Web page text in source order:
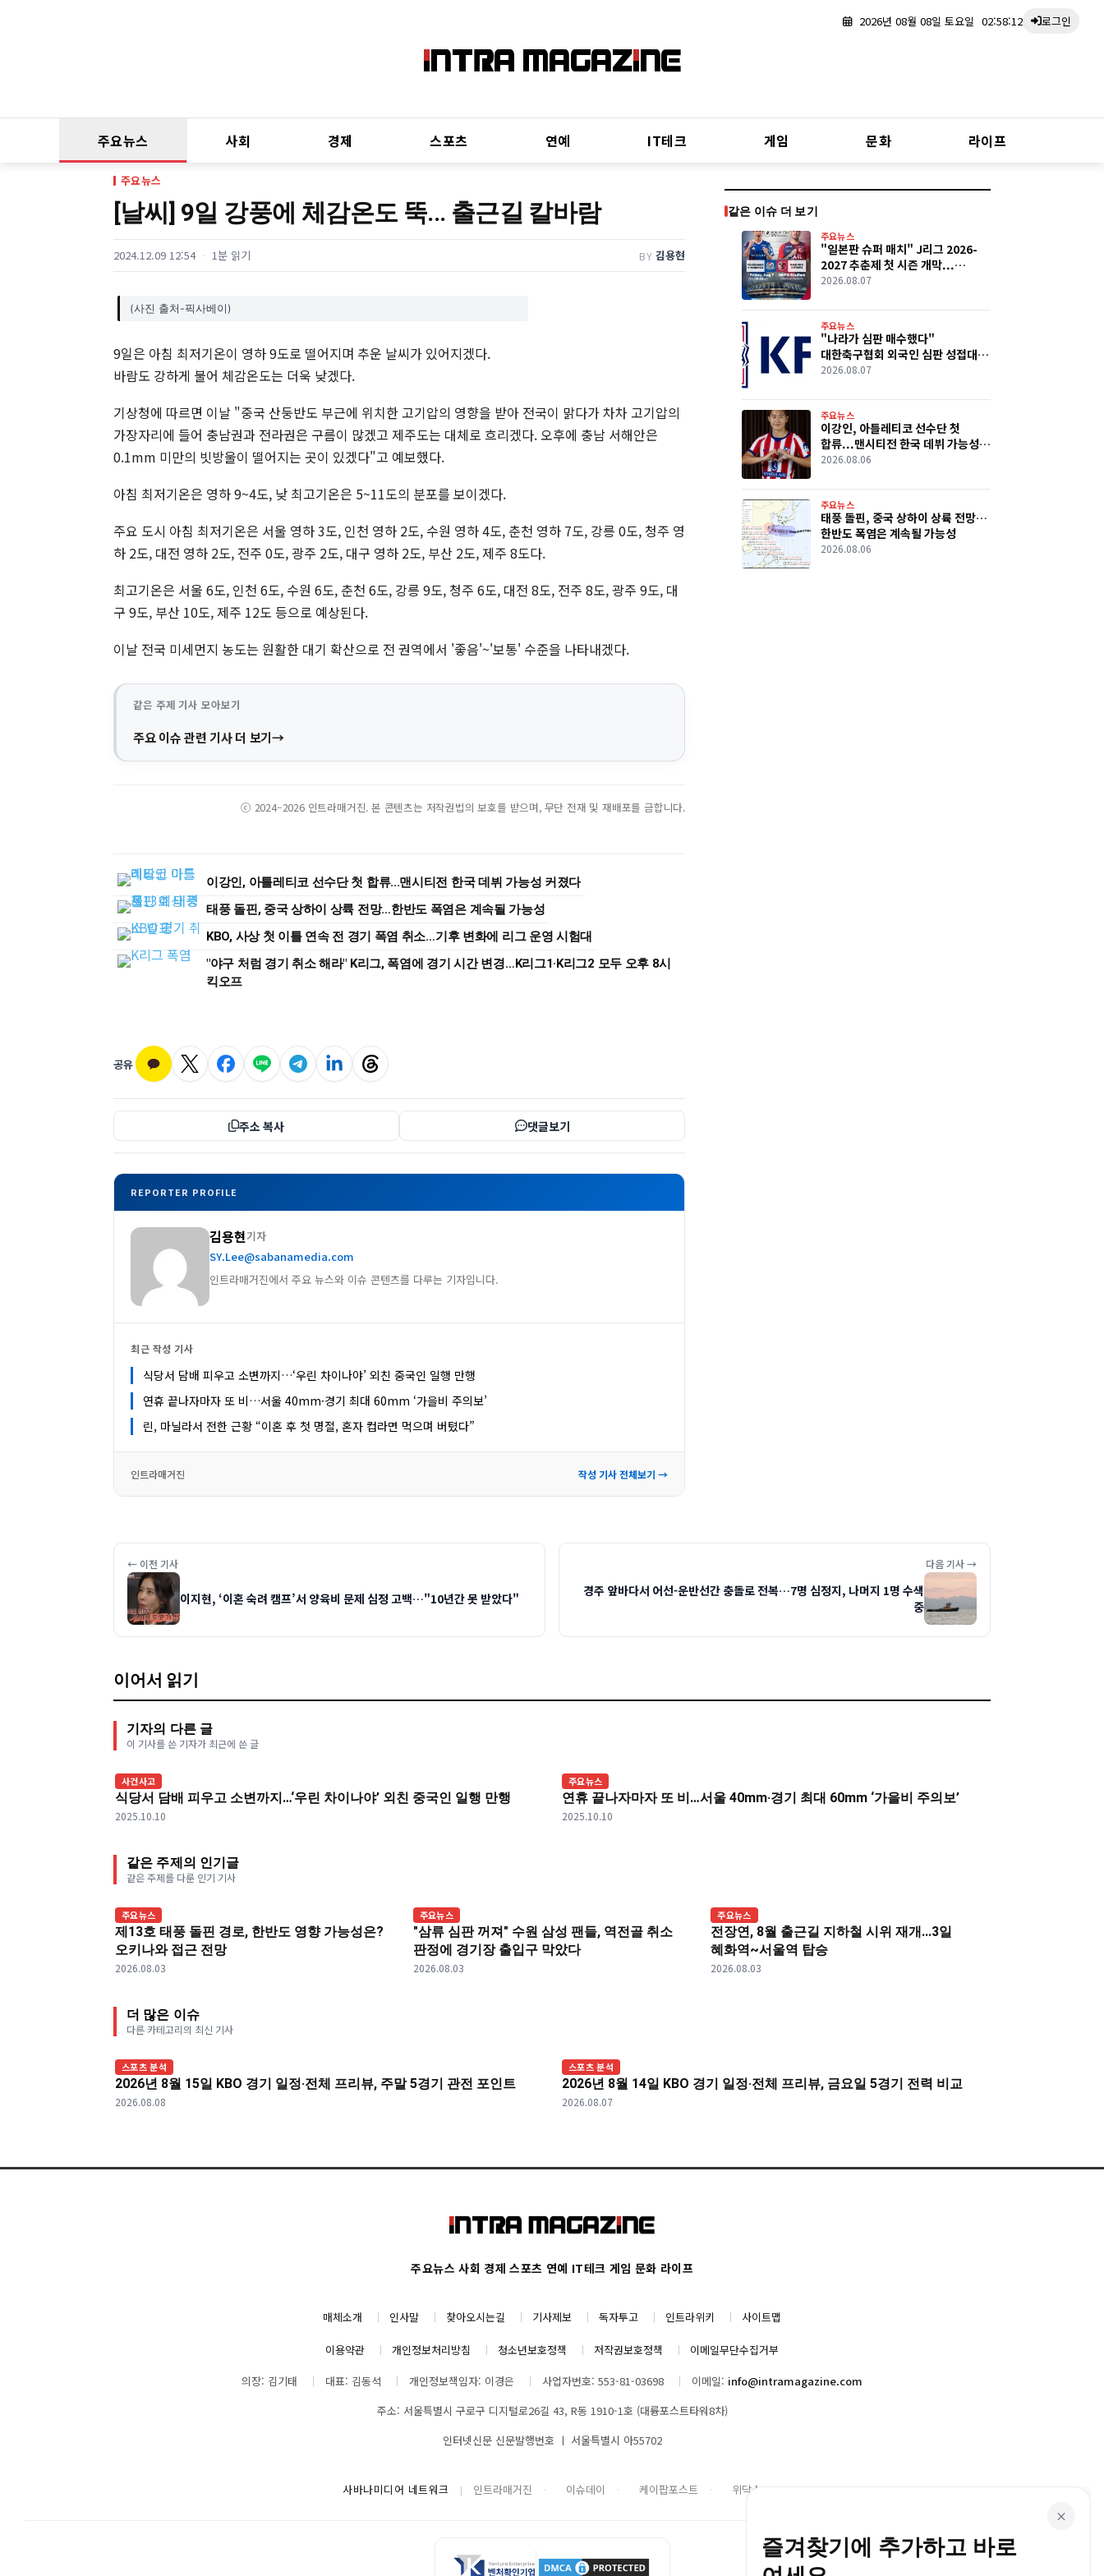
2026년 08월 08일 토요일 02:58:13 로그인
주요뉴스 사회 경제 스포츠 연예 IT테크 게임 문화 라이프
주요뉴스
[날씨] 9일 강풍에 체감온도 뚝... 출근길 칼바람
2024.12.09 12:54 1분 읽기 BY 김용현
(사진 출처-픽사베이)
9일은 아침 최저기온이 영하 9도로 떨어지며 추운 날씨가 있어지겠다.
바람도 강하게 불어 체감온도는 더욱 낮겠다.
기상청에 따르면 이날 "중국 산둥반도 부근에 위치한 고기압의 영향을 받아 전국이 맑다가 차차 고기압의
가장자리에 들어 충남권과 전라권은 구름이 많겠고 제주도는 대체로 흐리겠다. 오후에 충남 서해안은
0.1mm 미만의 빗방울이 떨어지는 곳이 있겠다"고 예보했다.
아침 최저기온은 영하 9~4도, 낮 최고기온은 5~11도의 분포를 보이겠다.
주요 도시 아침 최저기온은 서울 영하 3도, 인천 영하 2도, 수원 영하 4도, 춘천 영하 7도, 강릉 0도, 청주 영
하 2도, 대전 영하 2도, 전주 0도, 광주 2도, 대구 영하 2도, 부산 2도, 제주 8도다.
최고기온은 서울 6도, 인천 6도, 수원 6도, 춘천 6도, 강릉 9도, 청주 6도, 대전 8도, 전주 8도, 광주 9도, 대
구 9도, 부산 10도, 제주 12도 등으로 예상된다.
이날 전국 미세먼지 농도는 원활한 대기 확산으로 전 권역에서 '좋음'~'보통' 수준을 나타내겠다.
같은 주제 기사 모아보기
주요 이슈 관련 기사 더 보기
ⓒ 2024–2026 인트라매거진. 본 콘텐츠는 저작권법의 보호를 받으며, 무단 전재 및 재배포를 금합니다.
이강인, 아틀레티코 선수단 첫 합류...맨시티전 한국 데뷔 가능성 커졌다
태풍 돌핀, 중국 상하이 상륙 전망…한반도 폭염은 계속될 가능성
KBO, 사상 첫 이틀 연속 전 경기 폭염 취소…기후 변화에 리그 운영 시험대
"야구 처럼 경기 취소 해라" K리그, 폭염에 경기 시간 변경…K리그1·K리그2 모두 오후 8시
킥오프
공유
주소 복사 댓글보기
REPORTER PROFILE
김용현기자
SY.Lee@sabanamedia.com
인트라매거진에서 주요 뉴스와 이슈 콘텐츠를 다루는 기자입니다.
최근 작성 기사
식당서 담배 피우고 소변까지…‘우린 차이나야’ 외친 중국인 일행 만행
연휴 끝나자마자 또 비…서울 40mm·경기 최대 60mm ‘가을비 주의보’
린, 마닐라서 전한 근황 “이혼 후 첫 명절, 혼자 컵라면 먹으며 버텼다”
인트라매거진 작성 기사 전체보기 →
같은 이슈 더 보기
주요뉴스
"일본판 슈퍼 매치" J리그 2026-
2027 추춘제 첫 시즌 개막...
요코하마 F.마리노스·가시마
2026.08.07
주요뉴스
"나라가 심판 매수했다"
대한축구협회 외국인 심판 성접대
의혹 파장
2026.08.07
주요뉴스
이강인, 아틀레티코 선수단 첫
합류...맨시티전 한국 데뷔 가능성
커졌다
2026.08.06
주요뉴스
태풍 돌핀, 중국 상하이 상륙 전망…
한반도 폭염은 계속될 가능성
2026.08.06
← 이전 기사
이지현, ‘이혼 숙려 캠프’서 양육비 문제 심정 고백…"10년간 못 받았다"
다음 기사 →
경주 앞바다서 어선-운반선간 충돌로 전복…7명 심정지, 나머지 1명 수색
중
이어서 읽기
기자의 다른 글
이 기사를 쓴 기자가 최근에 쓴 글
사건사고
식당서 담배 피우고 소변까지…‘우린 차이나야’ 외친 중국인 일행 만행
2025.10.10
주요뉴스
연휴 끝나자마자 또 비…서울 40mm·경기 최대 60mm ‘가을비 주의보’
2025.10.10
같은 주제의 인기글
같은 주제를 다룬 인기 기사
주요뉴스
제13호 태풍 돌핀 경로, 한반도 영향 가능성은?
오키나와 접근 전망
2026.08.03
주요뉴스
"삼류 심판 꺼져" 수원 삼성 팬들, 역전골 취소
판정에 경기장 출입구 막았다
2026.08.03
주요뉴스
전장연, 8월 출근길 지하철 시위 재개...3일
혜화역~서울역 탑승
2026.08.03
더 많은 이슈
다른 카테고리의 최신 기사
스포츠 분석
2026년 8월 15일 KBO 경기 일정·전체 프리뷰, 주말 5경기 관전 포인트
2026.08.08
스포츠 분석
2026년 8월 14일 KBO 경기 일정·전체 프리뷰, 금요일 5경기 전력 비교
2026.08.07
주요뉴스 사회 경제 스포츠 연예 IT테크 게임 문화 라이프
매체소개 인사말 찾아오시는길 기사제보 독자투고 인트라위키 사이트맵
이용약관 개인정보처리방침 청소년보호정책 저작권보호정책
이메일무단수집거부
의장: 김기태
대표: 김동석 개인정보책임자: 이경은 사업자번호: 553-81-03698 이메일: info@intramagazine.com
주소: 서울특별시 구로구 디지털로26길 43, R동 1910-1호 (대륭포스트타워8차)
인터넷신문 신문발행번호 ㅣ 서울특별시 아55702
사바나미디어 네트워크 인트라매거진 이슈데이 케이팝포스트 위닥스
×
즐겨찾기에 추가하고 바로